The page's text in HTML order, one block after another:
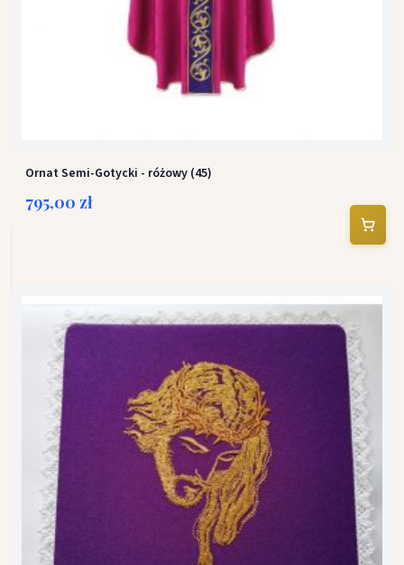
Ornat Semi-Gotycki - różowy (45)
795,00 zł